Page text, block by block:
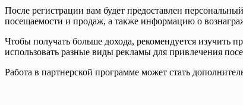
После регистрации вам будет предоставлен
посещаемости и продаж, а также информацию о
Чтобы получать больше дохода, рекомендуется изучить
использовать разные виды рекламы для привлечения
Работа в партнерской программе может стать